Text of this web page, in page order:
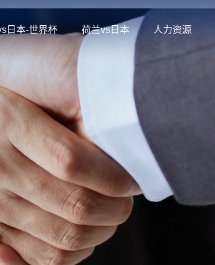
日本-世界杯 荷兰vs日本 人力资源